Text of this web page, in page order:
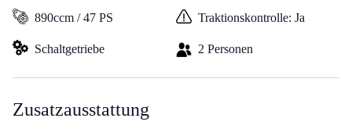
890ccm / 47 PS Traktionskontrolle: Ja
Schaltgetriebe 2 Personen
Zusatzausstattung